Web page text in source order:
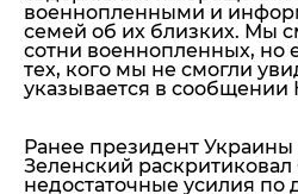
военнопленными и
семей об их близких. Мы
сотни военнопленных, но
тех, кого мы не смогли
указывается в сообщении
Ранее президент
Зеленский
недостаточные усилия по